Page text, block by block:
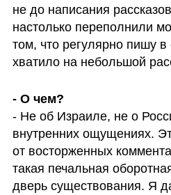
не до написания
настолько переполнили
том, что регулярно пишу в
хватило на небольшой
- О чем?
- Не об Израиле, не о
внутренних ощущениях.
от восторженных
такая печальная
дверь существования. Я